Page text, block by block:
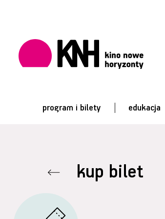
program i bilety edukacja
kup bilet